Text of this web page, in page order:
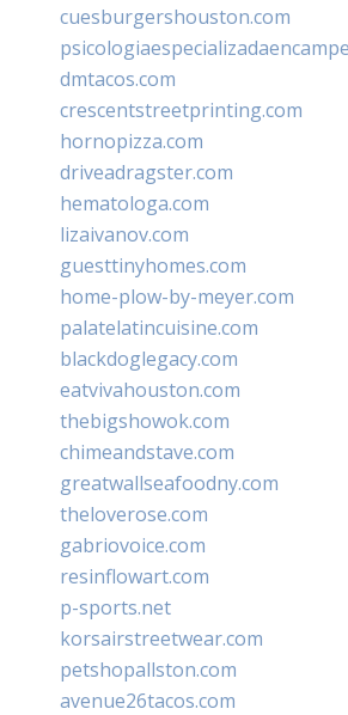
cuesburgershouston.com
dmtacos.com
crescentstreetprinting.com
hornopizza.com
driveadragster.com
hematologa.com
lizaivanov.com
guesttinyhomes.com
home-plow-by-meyer.com
palatelatincuisine.com
blackdoglegacy.com
eatvivahouston.com
thebigshowok.com
chimeandstave.com
greatwallseafoodny.com
theloverose.com
gabriovoice.com
resinflowart.com
p-sports.net
korsairstreetwear.com
petshopallston.com
avenue26tacos.com